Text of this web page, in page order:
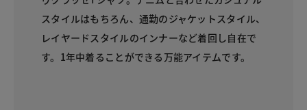
スタイルはもちろん、通勤のジャケットスタイル、
レイヤードスタイルのインナーなど着回し自在で
す。1年中着ることができる万能アイテムです。